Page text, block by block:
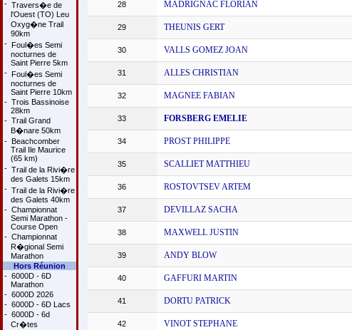
- Travers�e de
l'Ouest (TO) Leu
Oxyg�ne Trail
90km
- Foul�es Semi
nocturnes de
Saint Pierre 5km
- Foul�es Semi
nocturnes de
Saint Pierre 10km
- Trois Bassinoise
28km
- Trail Grand
B�nare 50km
- Beachcomber
Trail Ile Maurice
(65 km)
- Trail de la Rivi�re
des Galets 15km
- Trail de la Rivi�re
des Galets 40km
- Championnat
Semi Marathon -
Course Open
- Championnat
R�gional Semi
Marathon
Hors Réunion
- 6000D - 6D
Marathon
- 6000D 2026
- 6000D - 6D Lacs
- 6000D - 6d
Cr�tes
28 MADRIGNAC FLORIAN
29 THEUNIS GERT
30 VALLS GOMEZ JOAN
31 ALLES CHRISTIAN
32 MAGNEE FABIAN
33 FORSBERG EMELIE
34 PROST PHILIPPE
35 SCALLIET MATTHIEU
36 ROSTOVTSEV ARTEM
37 DEVILLAZ SACHA
38 MAXWELL JUSTIN
39 ANDY BLOW
40 GAFFURI MARTIN
41 DORTU PATRICK
42 VINOT STEPHANE